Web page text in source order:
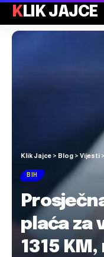
KLIK JAJCE
Klik Jajce > Blog > Vijesti >
BIH
plaća za
1315